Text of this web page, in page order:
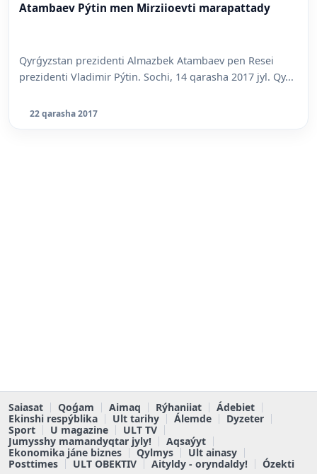
Atambaev Pýtin men Mirziioevti marapattady
Qyrǵyzstan prezidenti Almazbek Atambaev pen Resei
prezidenti Vladimir Pýtin. Sochi, 14 qarasha 2017 jyl. Qy...
22 qarasha 2017
Saiasat Qoǵam Aimaq Rýhaniiat
Ádebiet
Ekinshi respýblika
Ult tarihy Álemde
Dyzeter
Sport
U magazine
ULT TV
Jumysshy mamandyqtar jyly!
Aqsaýyt
Ekonomika jáne biznes
Qylmys
Ult ainasy
Posttimes
ULT OBEKTIV Aityldy - oryndaldy! Ózekti